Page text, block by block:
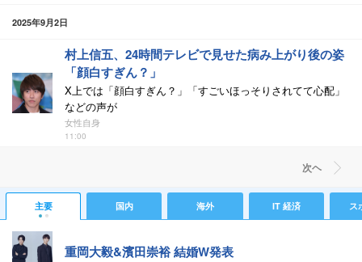
2025年9月2日
村上信五、24時間テレビで見せた病み上がり後の姿
「顔白すぎん？」
X上では「顔白すぎん？」「すごいほっそりされてて心配」
などの声が
女性自身
11:00
次ヘ
主要 国内 海外 IT 経済 ス
重岡大毅&濱田崇裕 結婚W発表